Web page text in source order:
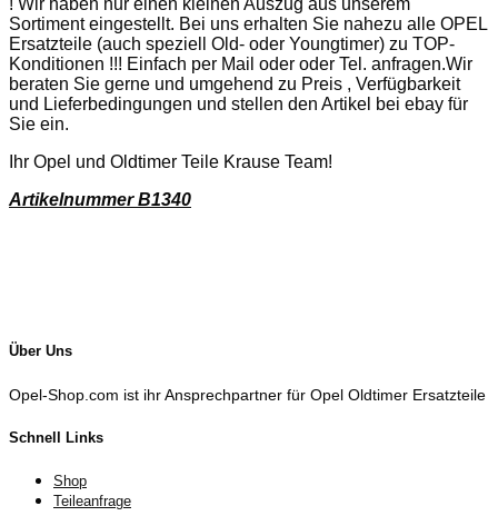
! Wir haben nur einen kleinen Auszug aus unserem
Sortiment eingestellt. Bei uns erhalten Sie nahezu alle OPEL
Ersatzteile (auch speziell Old- oder Youngtimer) zu TOP-
Konditionen !!! Einfach per Mail oder oder Tel. anfragen.Wir
beraten Sie gerne und umgehend zu Preis , Verfügbarkeit
und Lieferbedingungen und stellen den Artikel bei ebay für
Sie ein.
Ihr Opel und Oldtimer Teile Krause Team!
Artikelnummer B1340
Über Uns
Opel-Shop.com ist ihr Ansprechpartner für Opel Oldtimer Ersatzteile
Schnell Links
Shop
Teileanfrage